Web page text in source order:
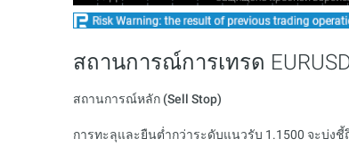
สถานการณ์การเทรด
สถานการณ์หลัก (Sell Stop)
การทะลุและยืนต่ำกว่าระดับแนวรับ 1.1500 จะบ่งชี้